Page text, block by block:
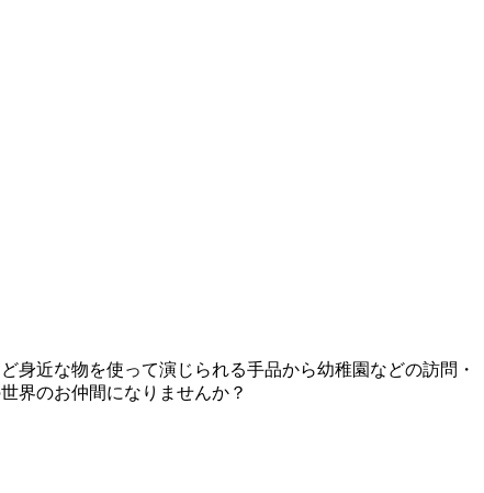
身近な物を使って演じられる手品から幼稚園などの訪問・
界のお仲間になりませんか？